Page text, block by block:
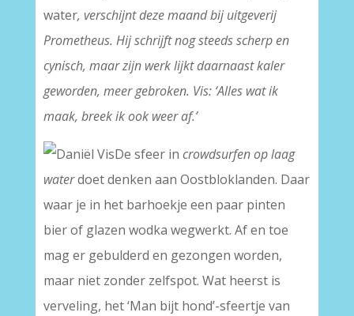
water, verschijnt deze maand bij uitgeverij
Prometheus. Hij schrijft nog steeds scherp en
cynisch, maar zijn werk lijkt daarnaast kaler
geworden, meer gebroken. Vis: ‘Alles wat ik
maak, breek ik ook weer af.’
De sfeer in crowdsurfen op laag
waterdoet denken aan Oostbloklanden. Daar
waar je in het barhoekje een paar pinten
bier of glazen wodka wegwerkt. Af en toe
mag er gebulderd en gezongen worden,
maar niet zonder zelfspot. Wat heerst is
verveling, het ‘Man bijt hond’-sfeertje van